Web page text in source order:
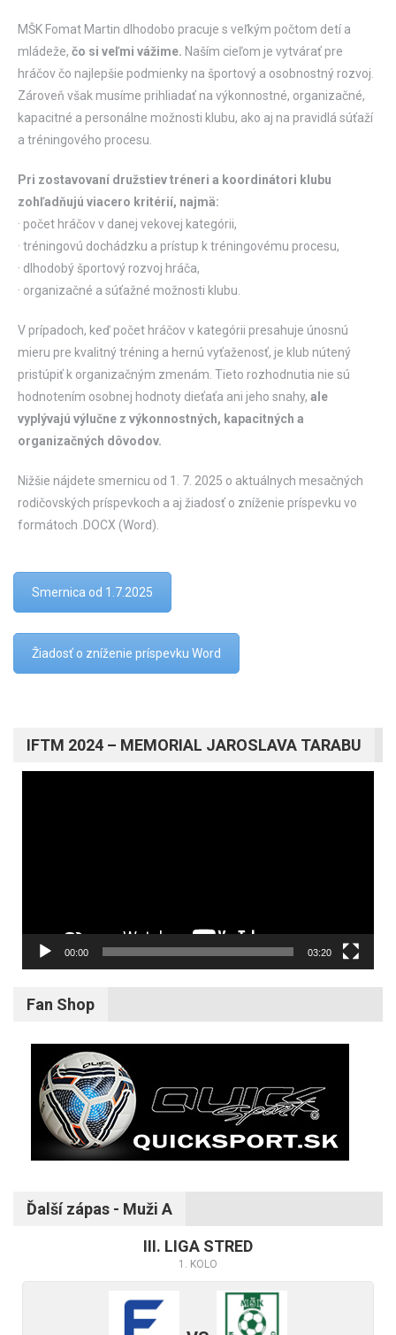
MŠK Fomat Martin dlhodobo pracuje s veľkým počtom detí a
mládeže, čo si veľmi vážime. Naším cieľom je vytvárať pre
hráčov čo najlepšie podmienky na športový a osobnostný rozvoj.
Zároveň však musíme prihliadať na výkonnostné, organizačné,
kapacitné a personálne možnosti klubu, ako aj na pravidlá súťaží
a tréningového procesu.
Pri zostavovaní družstiev tréneri a koordinátori klubu
zohľadňujú viacero kritérií, najmä:
· počet hráčov v danej vekovej kategórii,
· tréningovú dochádzku a prístup k tréningovému procesu,
· dlhodobý športový rozvoj hráča,
· organizačné a súťažné možnosti klubu.
V prípadoch, keď počet hráčov v kategórii presahuje únosnú
mieru pre kvalitný tréning a hernú vyťaženosť, je klub nútený
pristúpiť k organizačným zmenám. Tieto rozhodnutia nie sú
hodnotením osobnej hodnoty dieťaťa ani jeho snahy, ale
vyplývajú výlučne z výkonnostných, kapacitných a
organizačných dôvodov.
Nižšie nájdete smernicu od 1. 7. 2025 o aktuálnych mesačných
rodičovských príspevkoch a aj žiadosť o zníženie príspevku vo
formátoch .DOCX (Word).
Smernica od 1.7.2025
Žiadosť o zníženie príspevku Word
IFTM 2024 – MEMORIAL JAROSLAVA TARABU
00:00 03:20
Fan Shop
Ďalší zápas - Muži A
III. LIGA STRED
1. KOLO